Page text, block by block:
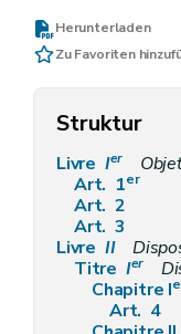
Herunterladen
Zu Favoriten
Struktur
Livre Ier
Art. 1er
Art. 2
Art. 3
Livre II
Titre Ier
Chapitre I
Art. 4